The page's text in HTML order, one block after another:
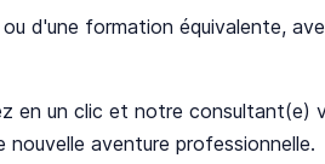
d'une formation équivalente,
en un clic et notre
aventure professionnelle.